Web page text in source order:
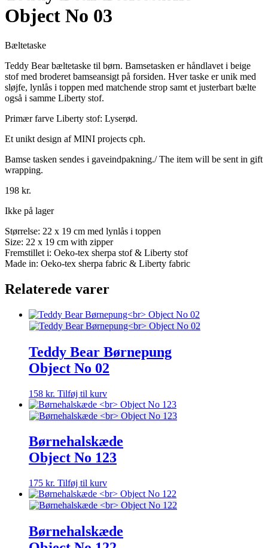
Object No 03
Bæltetaske
Teddy Bear bæltetaske til børn. Bamsetasken er håndlavet i beige
stof med broderet bamseansigt på forsiden. Hver taske er unik med
sløjfe, lynlås i toppen med matchende strop samt et justerbart bælte
også i samme Liberty stof.
Primær farve Liberty stof: Lyserød.
Et unikt design af MINI projects cph.
Bamse tasken sendes i gaveindpakning./ The item will be sent in gift
wrapping.
198 kr.
Ikke på lager
Størrelse: 22 x 19 cm med lynlås i toppen
Size: 22 x 19 cm with zipper
Fremstillet i: Oeko-tex sherpa stof & Liberty stof
Made in: Oeko-tex sherpa fabric & Liberty fabric
Relaterede varer
Teddy Bear Børnepung
Object No 02
158 kr. Tilføj til kurv
Børnehalskæde
Object No 123
175 kr. Tilføj til kurv
Børnehalskæde